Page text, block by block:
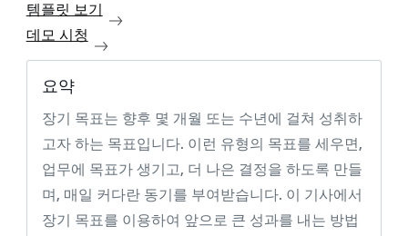
템플릿 보기
데모 시청
요약
장기 목표는 향후 몇 개월 또는 수년에 걸쳐 성취하
고자 하는 목표입니다. 이런 유형의 목표를 세우면,
업무에 목표가 생기고, 더 나은 결정을 하도록 만들
며, 매일 커다란 동기를 부여받습니다. 이 기사에서
장기 목표를 이용하여 앞으로 큰 성과를 내는 방법